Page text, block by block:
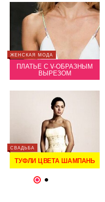
ЖЕНСКАЯ МОДА
ПЛАТЬЕ С V-ОБРАЗНЫМ
ВЫРЕЗОМ
СВАДЬБА
ТУФЛИ ЦВЕТА ШАМПАНЬ